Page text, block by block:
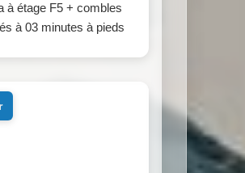
à étage F5 + combles
à 03 minutes à pieds